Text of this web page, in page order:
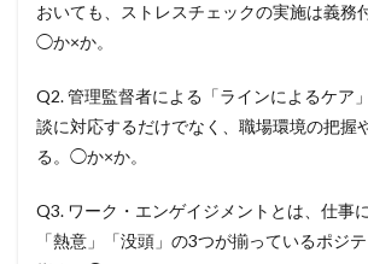
おいても、ストレスチェックの実施は義務
◯か×か。
Q2. 管理監督者による「ラインによるケア
談に対応するだけでなく、職場環境の把握
る。◯か×か。
Q3. ワーク・エンゲイジメントとは、仕事
「熱意」「没頭」の3つが揃っているポジ